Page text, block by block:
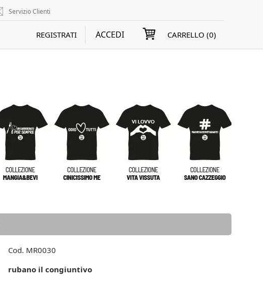
Servizio Clienti
REGISTRATI ACCEDI CARRELLO (0)
Cod. MR0030
rubano il congiuntivo